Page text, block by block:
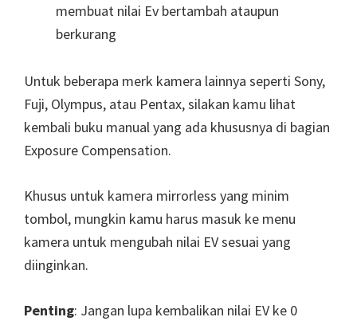
membuat nilai Ev bertambah ataupun
berkurang
Untuk beberapa merk kamera lainnya seperti Sony,
Fuji, Olympus, atau Pentax, silakan kamu lihat
kembali buku manual yang ada khususnya di bagian
Exposure Compensation.
Khusus untuk kamera mirrorless yang minim
tombol, mungkin kamu harus masuk ke menu
kamera untuk mengubah nilai EV sesuai yang
diinginkan.
Penting: Jangan lupa kembalikan nilai EV ke 0